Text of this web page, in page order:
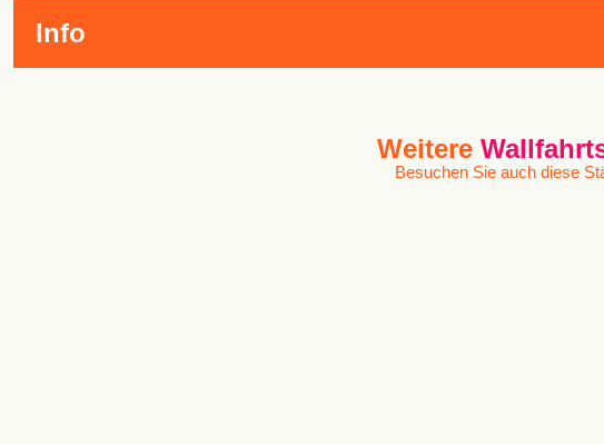
Info
Weitere
Besuchen Sie auch diese